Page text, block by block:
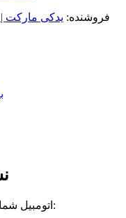
فروشنده: یدکی مارکت
اتومبیل شما ممکن است برخی از علائم را نشان دهد: